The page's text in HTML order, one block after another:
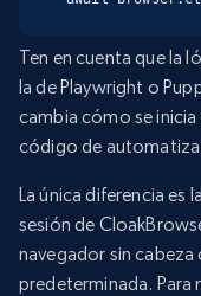
Ten en cuenta que la
la de Playwright o
cambia cómo se
código de
La única diferencia es
sesión de
navegador sin
predeterminada.